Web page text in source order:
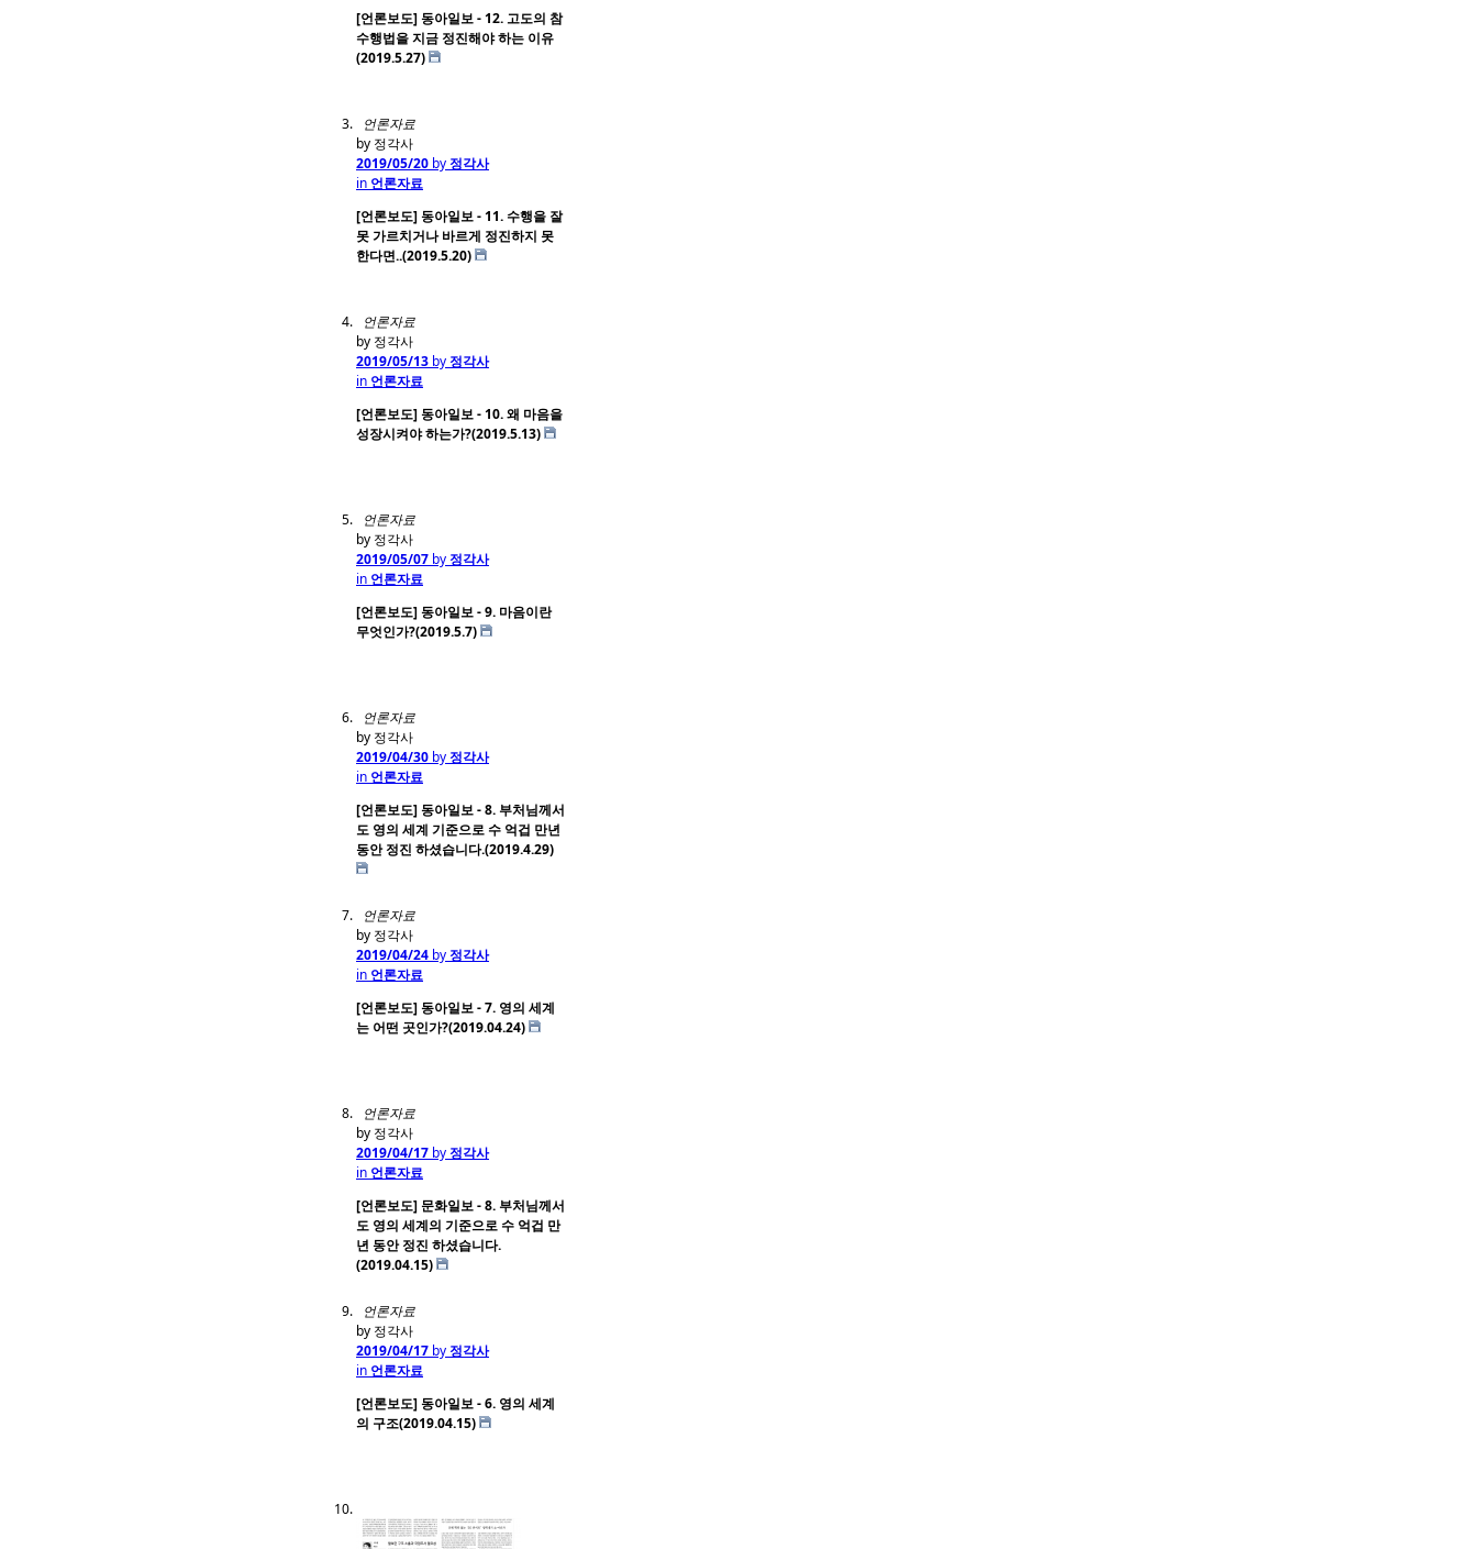
[언론보도] 동아일보 - 12. 고도의 참
수행법을 지금 정진해야 하는 이유
(2019.5.27)
언론자료
by 정각사
2019/05/20 by 정각사
in 언론자료
[언론보도] 동아일보 - 11. 수행을 잘
못 가르치거나 바르게 정진하지 못
한다면..(2019.5.20)
언론자료
by 정각사
2019/05/13 by 정각사
in 언론자료
[언론보도] 동아일보 - 10. 왜 마음을
성장시켜야 하는가?(2019.5.13)
언론자료
by 정각사
2019/05/07 by 정각사
in 언론자료
[언론보도] 동아일보 - 9. 마음이란
무엇인가?(2019.5.7)
언론자료
by 정각사
2019/04/30 by 정각사
in 언론자료
[언론보도] 동아일보 - 8. 부처님께서
도 영의 세계 기준으로 수 억겁 만년
동안 정진 하셨습니다.(2019.4.29)
언론자료
by 정각사
2019/04/24 by 정각사
in 언론자료
[언론보도] 동아일보 - 7. 영의 세계
는 어떤 곳인가?(2019.04.24)
언론자료
by 정각사
2019/04/17 by 정각사
in 언론자료
[언론보도] 문화일보 - 8. 부처님께서
도 영의 세계의 기준으로 수 억겁 만
년 동안 정진 하셨습니다.
(2019.04.15)
언론자료
by 정각사
2019/04/17 by 정각사
in 언론자료
[언론보도] 동아일보 - 6. 영의 세계
의 구조(2019.04.15)